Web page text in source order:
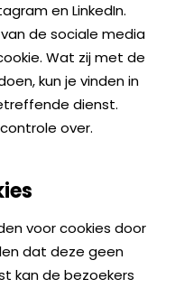
en LinkedIn.
de sociale media
Wat zij met de
kun je vinden in
dienst.
over.
voor cookies door
dat deze geen
kan de bezoekers